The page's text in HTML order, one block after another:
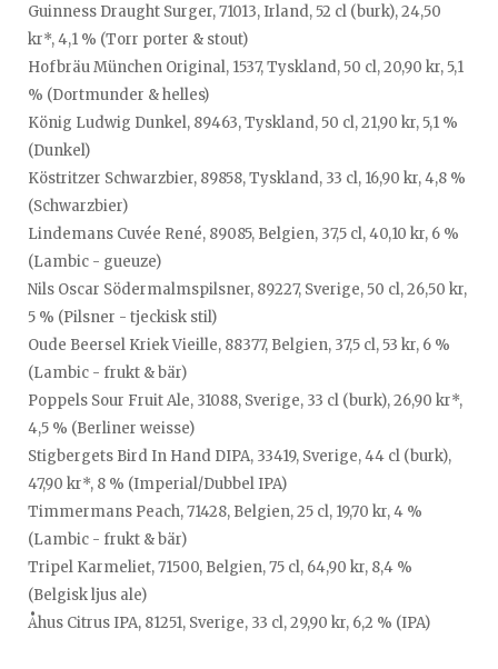
Guinness Draught Surger, 71013, Irland, 52 cl (burk), 24,50
kr*, 4,1 % (Torr porter & stout)
Hofbräu München Original, 1537, Tyskland, 50 cl, 20,90 kr, 5,1
% (Dortmunder & helles)
König Ludwig Dunkel, 89463, Tyskland, 50 cl, 21,90 kr, 5,1 %
(Dunkel)
Köstritzer Schwarzbier, 89858, Tyskland, 33 cl, 16,90 kr, 4,8 %
(Schwarzbier)
Lindemans Cuvée René, 89085, Belgien, 37,5 cl, 40,10 kr, 6 %
(Lambic - gueuze)
Nils Oscar Södermalmspilsner, 89227, Sverige, 50 cl, 26,50 kr,
5 % (Pilsner - tjeckisk stil)
Oude Beersel Kriek Vieille, 88377, Belgien, 37,5 cl, 53 kr, 6 %
(Lambic - frukt & bär)
Poppels Sour Fruit Ale, 31088, Sverige, 33 cl (burk), 26,90 kr*,
4,5 % (Berliner weisse)
Stigbergets Bird In Hand DIPA, 33419, Sverige, 44 cl (burk),
47,90 kr*, 8 % (Imperial/Dubbel IPA)
Timmermans Peach, 71428, Belgien, 25 cl, 19,70 kr, 4 %
(Lambic - frukt & bär)
Tripel Karmeliet, 71500, Belgien, 75 cl, 64,90 kr, 8,4 %
(Belgisk ljus ale)
Åhus Citrus IPA, 81251, Sverige, 33 cl, 29,90 kr, 6,2 % (IPA)